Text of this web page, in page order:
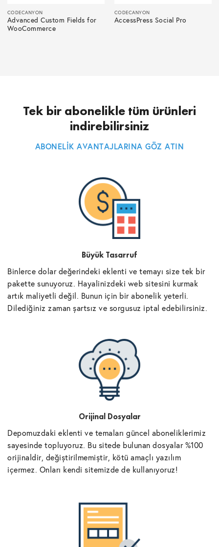
CODECANYON
Advanced Custom Fields for
WooCommerce
CODECANYON
AccessPress Social Pro
Tek bir abonelikle tüm ürünleri
indirebilirsiniz
ABONELİK AVANTAJLARINA GÖZ ATIN
Büyük Tasarruf
Binlerce dolar değerindeki eklenti ve temayı size tek bir
pakette sunuyoruz. Hayalinizdeki web sitesini kurmak
artık maliyetli değil. Bunun için bir abonelik yeterli.
Dilediğiniz zaman şartsız ve sorgusuz iptal edebilirsiniz.
Orijinal Dosyalar
Depomuzdaki eklenti ve temaları güncel aboneliklerimiz
sayesinde topluyoruz. Bu sitede bulunan dosyalar %100
orijinaldir, değiştirilmemiştir, kötü amaçlı yazılım
içermez. Onları kendi sitemizde de kullanıyoruz!